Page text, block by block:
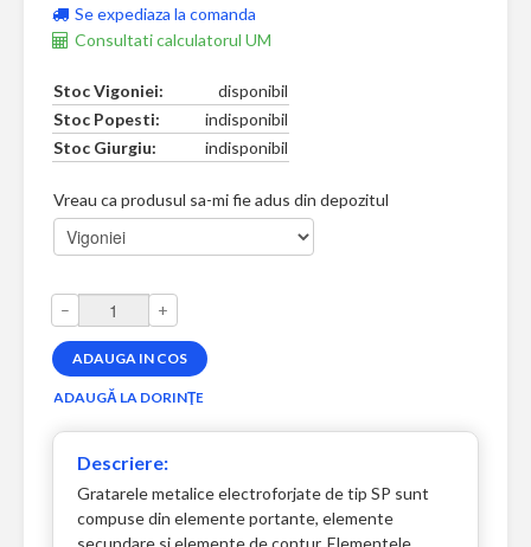
Se expediaza la comanda
Consultati calculatorul UM
Stoc Vigoniei:
disponibil
Stoc Popesti:
indisponibil
Stoc Giurgiu:
indisponibil
Vreau ca produsul sa-mi fie adus din depozitul
– +
Descriere:
Gratarele metalice electroforjate de tip SP sunt
compuse din elemente portante, elemente